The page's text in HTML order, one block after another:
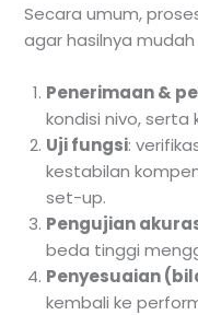
Secara umum,
agar hasilnya mudah
Penerimaan &
kondisi nivo, serta
Uji fungsi:
kestabilan
set-up.
Pengujian
beda tinggi
Penyesuaian
kembali ke